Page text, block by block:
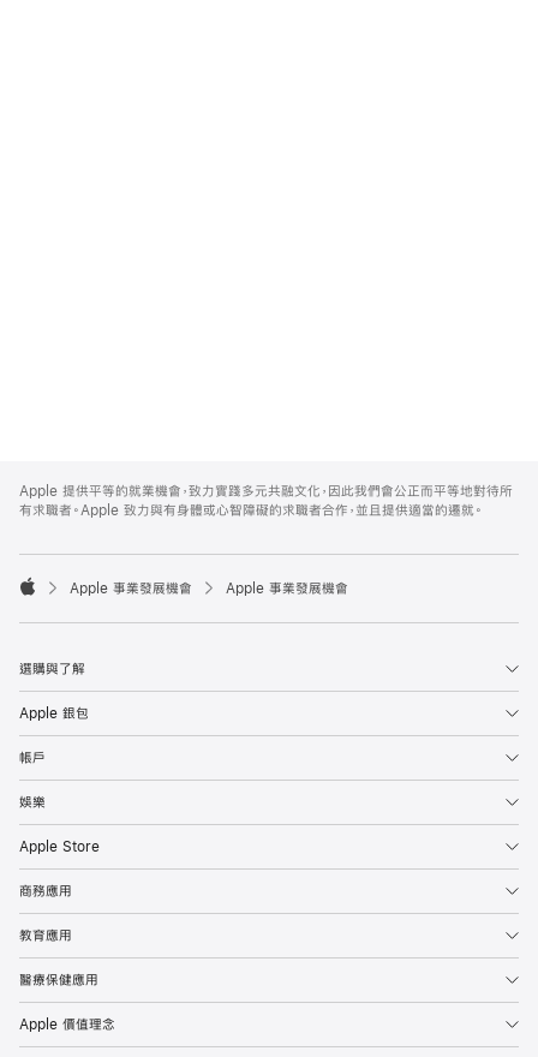
Footer
Apple 提供平等的就業機會，致力實踐多元共融文化，因此我們會公正而平等地對待所
有求職者。Apple 致力與有身體或心智障礙的求職者合作，並且提供適當的遷就。

Apple 事業發展機會 Apple 事業發展機會
選購與了解
Apple 銀包
帳戶
娛樂
Apple Store
商務應用
教育應用
醫療保健應用
Apple 價值理念